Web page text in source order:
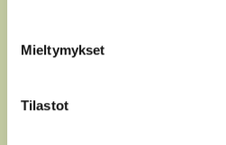
Mieltymykset
Tilastot
PERINTEISET